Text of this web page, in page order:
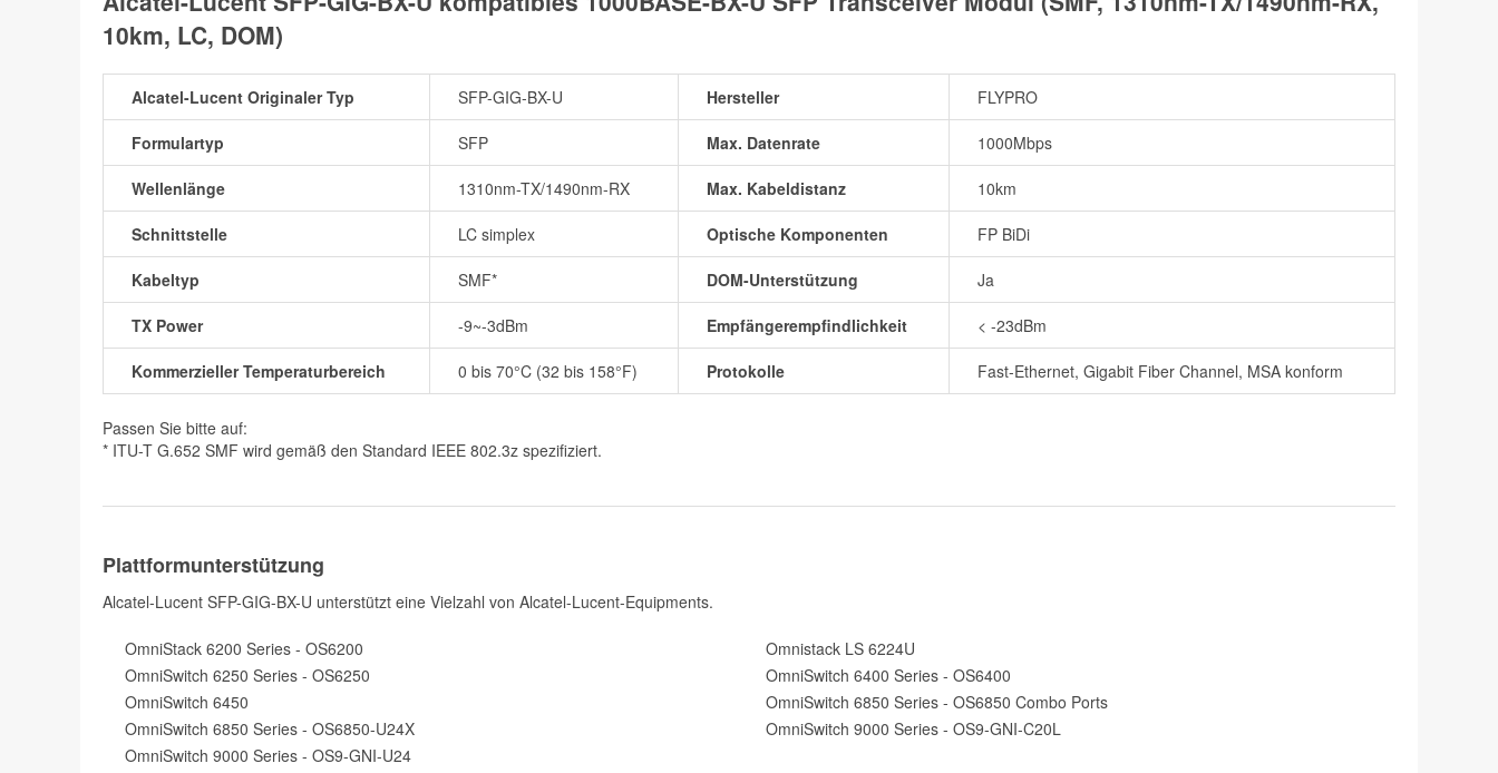
10km, LC, DOM)
Alcatel-Lucent Originaler Typ SFP-GIG-BX-U Hersteller FLYPRO
Formulartyp SFP Max. Datenrate 1000Mbps
Wellenlänge 1310nm-TX/1490nm-RX Max. Kabeldistanz 10km
Schnittstelle LC simplex Optische Komponenten FP BiDi
Kabeltyp SMF* DOM-Unterstützung Ja
TX Power -9~-3dBm Empfängerempfindlichkeit < -23dBm
Kommerzieller Temperaturbereich 0 bis 70°C (32 bis 158°F) Protokolle Fast-Ethernet, Gigabit Fiber Channel, MSA konform
Passen Sie bitte auf:
* ITU-T G.652 SMF wird gemäß den Standard IEEE 802.3z spezifiziert.
Plattformunterstützung
Alcatel-Lucent SFP-GIG-BX-U unterstützt eine Vielzahl von Alcatel-Lucent-Equipments.
OmniStack 6200 Series - OS6200
Omnistack LS 6224U
OmniSwitch 6250 Series - OS6250
OmniSwitch 6400 Series - OS6400
OmniSwitch 6450
OmniSwitch 6850 Series - OS6850 Combo Ports
OmniSwitch 6850 Series - OS6850-U24X
OmniSwitch 9000 Series - OS9-GNI-C20L
OmniSwitch 9000 Series - OS9-GNI-U24